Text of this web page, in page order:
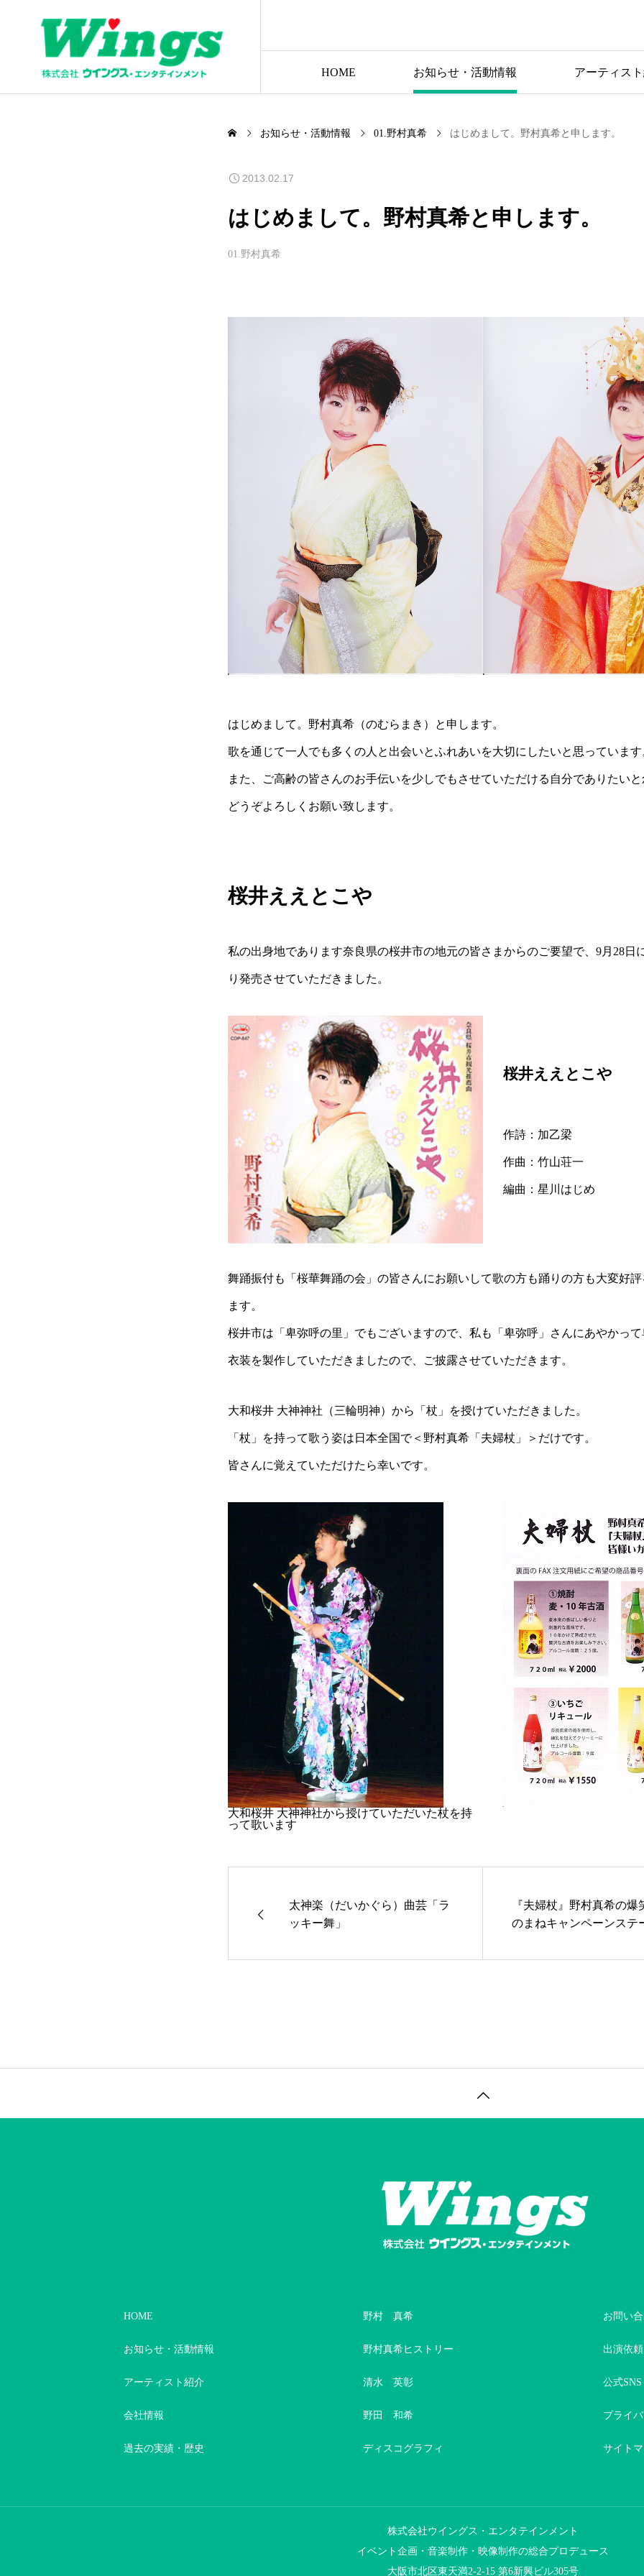
HOME お知らせ・活動情報 アーティス
お知らせ・活動情報 01.野村真希 はじめまして。野村真希と申します。
2013.02.17
はじめまして。野村真希と申します。
01.野村真希
はじめまして。野村真希（のむらまき）と申します。
歌を通じて一人でも多くの人と出会いとふれあいを大切にしたいと思っています
また、ご高齢の皆さんのお手伝いを少しでもさせていただける自分でありたいと
どうぞよろしくお願い致します。
桜井ええとこや
私の出身地であります奈良県の桜井市の地元の皆さまからのご要望で、9月28日
り発売させていただきました。
桜井ええとこや
作詩：加乙梁
作曲：竹山荘一
編曲：星川はじめ
舞踊振付も「桜華舞踊の会」の皆さんにお願いして歌の方も踊りの方も大変好評
ます。
桜井市は「卑弥呼の里」でもございますので、私も「卑弥呼」さんにあやかっ
衣装を製作していただきましたので、ご披露させていただきます。
大和桜井 大神神社（三輪明神）から「杖」を授けていただきました。
「杖」を持って歌う姿は日本全国で＜野村真希「夫婦杖」＞だけです。
皆さんに覚えていただけたら幸いです。
大和桜井 大神神社から授けていただいた杖を持
って歌います
太神楽（だいかぐら）曲芸「ラ
ッキー舞」
『夫婦杖』野村真希の爆
のまねキャンペーンステ
HOME
お知らせ・活動情報
アーティスト紹介
会社情報
過去の実績・歴史
野村 真希
野村真希ヒストリー
清水 英彰
野田 和希
ディスコグラフィ
お問い
出演依頼
公式SNS
プライ
サイト
株式会社ウイングス・エンタテインメント
イベント企画・音楽制作・映像制作の総合プロデュース
大阪市北区東天満2-2-15 第6新興ビル305号